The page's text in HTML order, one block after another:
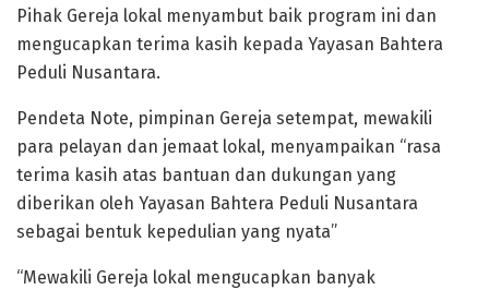
Pihak Gereja lokal menyambut baik program ini dan
mengucapkan terima kasih kepada Yayasan Bahtera
Peduli Nusantara.
Pendeta Note, pimpinan Gereja setempat, mewakili
para pelayan dan jemaat lokal, menyampaikan “rasa
terima kasih atas bantuan dan dukungan yang
diberikan oleh Yayasan Bahtera Peduli Nusantara
sebagai bentuk kepedulian yang nyata”
“Mewakili Gereja lokal mengucapkan banyak